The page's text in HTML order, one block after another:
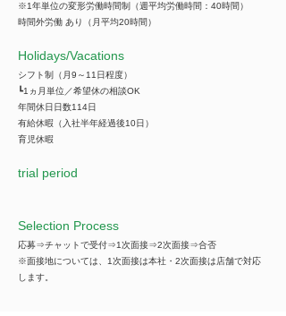
※1年単位の変形労働時間制（週平均労働時間：40時間）
時間外労働 あり（月平均20時間）
​Holidays/Vacations
シフト制（月9～11日程度）
┗1ヵ月単位／希望休の相談OK
年間休日日数114日
有給休暇（入社半年経過後10日）
育児休暇
trial period
Selection Process
応募⇒チャットで受付⇒1次面接⇒2次面接⇒合否
※面接地については、1次面接は本社・2次面接は店舗で対応
します。